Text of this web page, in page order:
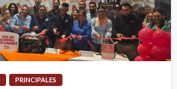
PRINCIPALES